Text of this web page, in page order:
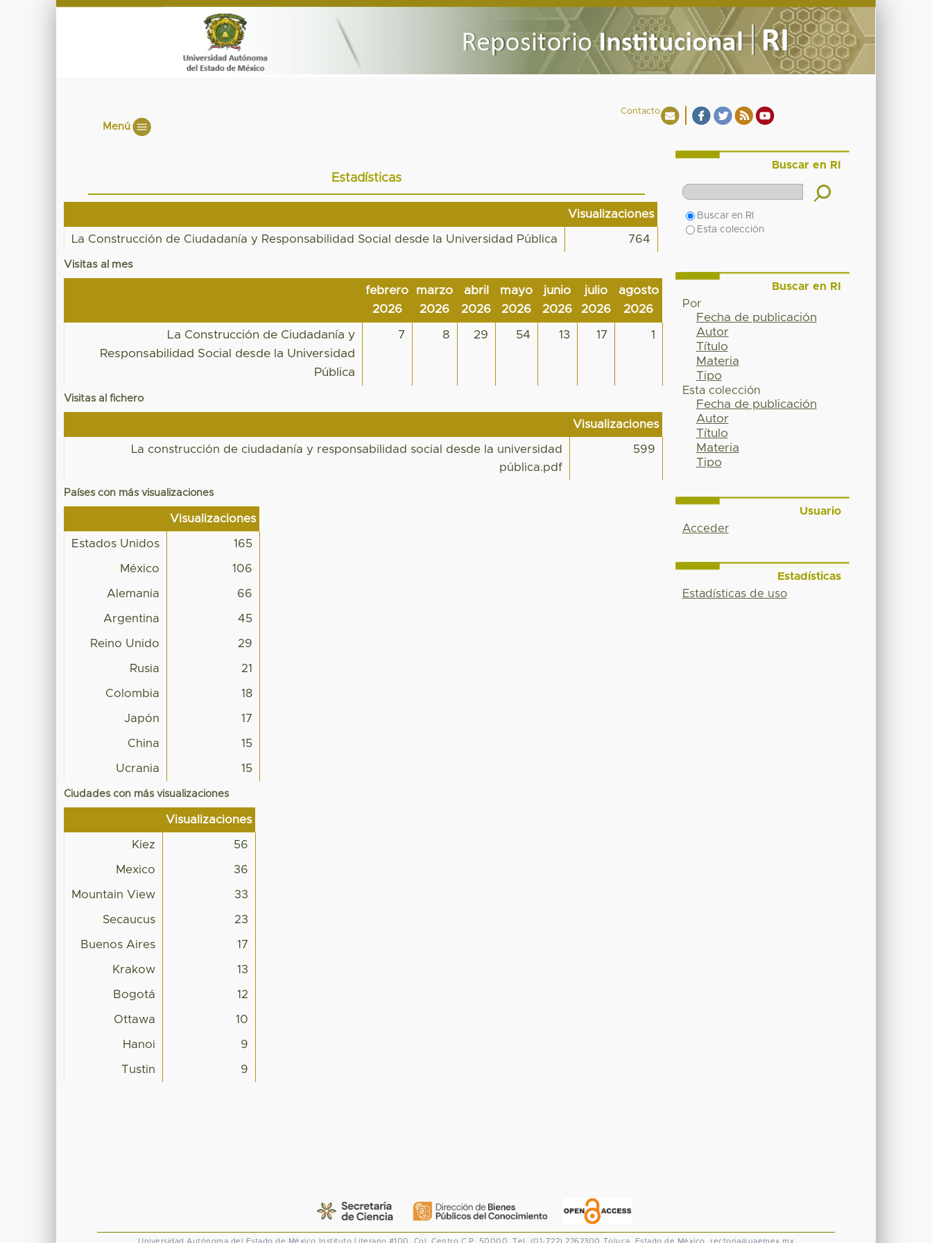
Contacto
Menú
Estadísticas
Visualizaciones
La Construcción de Ciudadanía y Responsabilidad Social desde la Universidad Pública 764
Visitas al mes
febrero
2026
marzo
2026
abril
2026
mayo
2026
junio
2026
julio
2026
agosto
2026
La Construcción de Ciudadanía y
Responsabilidad Social desde la Universidad
Pública
7 8 29 54 13 17 1
Visitas al fichero
Visualizaciones
La construcción de ciudadanía y responsabilidad social desde la universidad
pública.pdf
599
Países con más visualizaciones
Visualizaciones
Estados Unidos 165
México 106
Alemania 66
Argentina 45
Reino Unido 29
Rusia 21
Colombia 18
Japón 17
China 15
Ucrania 15
Ciudades con más visualizaciones
Visualizaciones
Kiez 56
Mexico 36
Mountain View 33
Secaucus 23
Buenos Aires 17
Krakow 13
Bogotá 12
Ottawa 10
Hanoi 9
Tustin 9
Buscar en RI
Buscar en RI
Esta colección
Buscar en RI
Por
Fecha de publicación
Autor
Título
Materia
Tipo
Esta colección
Fecha de publicación
Autor
Título
Materia
Tipo
Usuario
Acceder
Estadísticas
Estadísticas de uso
Universidad Autónoma del Estado de México Instituto Literario #100. Col. Centro C.P. 50000. Tel. (01-722) 2262300 Toluca, Estado de México. rectoria@uaemex.mx